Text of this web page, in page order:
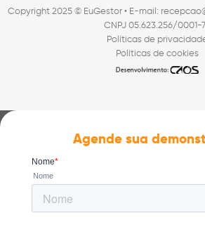
Copyright 2025 © EuGestor • E-mail:
CNPJ 05.623.256/0001-
Políticas de
Políticas de cookies
Agende sua